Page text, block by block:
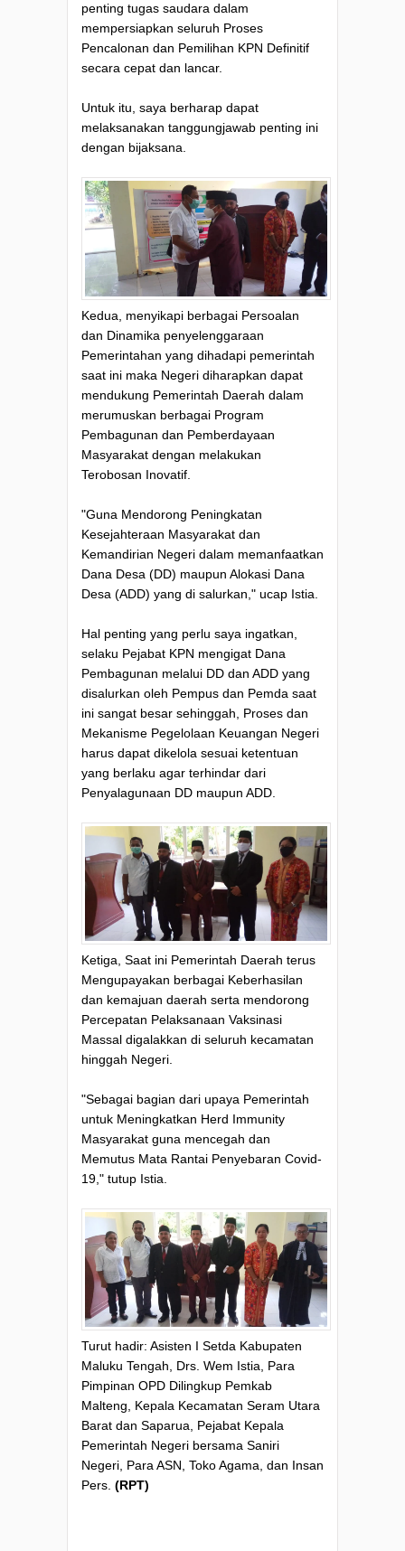
penting tugas saudara dalam
mempersiapkan seluruh Proses
Pencalonan dan Pemilihan KPN Definitif
secara cepat dan lancar.
Untuk itu, saya berharap dapat
melaksanakan tanggungjawab penting ini
dengan bijaksana.
Kedua, menyikapi berbagai Persoalan
dan Dinamika penyelenggaraan
Pemerintahan yang dihadapi pemerintah
saat ini maka Negeri diharapkan dapat
mendukung Pemerintah Daerah dalam
merumuskan berbagai Program
Pembagunan dan Pemberdayaan
Masyarakat dengan melakukan
Terobosan Inovatif.
"Guna Mendorong Peningkatan
Kesejahteraan Masyarakat dan
Kemandirian Negeri dalam memanfaatkan
Dana Desa (DD) maupun Alokasi Dana
Desa (ADD) yang di salurkan," ucap Istia.
Hal penting yang perlu saya ingatkan,
selaku Pejabat KPN mengigat Dana
Pembagunan melalui DD dan ADD yang
disalurkan oleh Pempus dan Pemda saat
ini sangat besar sehinggah, Proses dan
Mekanisme Pegelolaan Keuangan Negeri
harus dapat dikelola sesuai ketentuan
yang berlaku agar terhindar dari
Penyalagunaan DD maupun ADD.
Ketiga, Saat ini Pemerintah Daerah terus
Mengupayakan berbagai Keberhasilan
dan kemajuan daerah serta mendorong
Percepatan Pelaksanaan Vaksinasi
Massal digalakkan di seluruh kecamatan
hinggah Negeri.
"Sebagai bagian dari upaya Pemerintah
untuk Meningkatkan Herd Immunity
Masyarakat guna mencegah dan
Memutus Mata Rantai Penyebaran Covid-
19," tutup Istia.
Turut hadir: Asisten I Setda Kabupaten
Maluku Tengah, Drs. Wem Istia, Para
Pimpinan OPD Dilingkup Pemkab
Malteng, Kepala Kecamatan Seram Utara
Barat dan Saparua, Pejabat Kepala
Pemerintah Negeri bersama Saniri
Negeri, Para ASN, Toko Agama, dan Insan
Pers. (RPT)